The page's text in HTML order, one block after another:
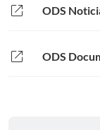
open_in_new ODS
open_in_new ODS